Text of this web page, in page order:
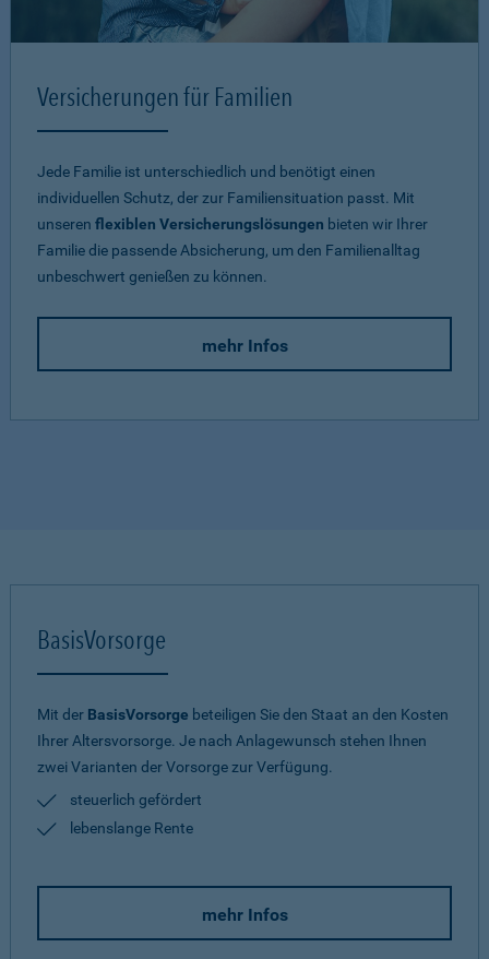
Versicherungen für Familien
Jede Familie ist unterschiedlich und benötigt einen
individuellen Schutz, der zur Familiensituation passt. Mit
unseren flexiblen Versicherungslösungen bieten wir Ihrer
Familie die passende Absicherung, um den Familienalltag
unbeschwert genießen zu können.
mehr Infos
BasisVorsorge
Mit der BasisVorsorge beteiligen Sie den Staat an den Kosten
Ihrer Altersvorsorge. Je nach Anlagewunsch stehen Ihnen
zwei Varianten der Vorsorge zur Verfügung.
steuerlich gefördert
lebenslange Rente
mehr Infos